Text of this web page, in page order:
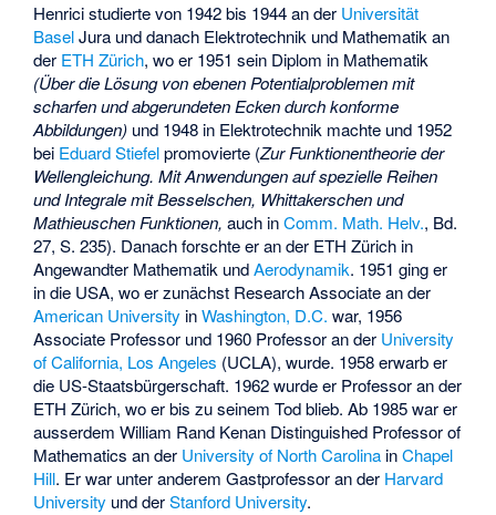
Henrici studierte von 1942 bis 1944 an der Universität
BaselJura und danach Elektrotechnik und Mathematik an
der ETH Zürich, wo er 1951 sein Diplom in Mathematik
(Über die Lösung von ebenen Potentialproblemen mit
scharfen und abgerundeten Ecken durch konforme
Abbildungen) und 1948 in Elektrotechnik machte und 1952
bei Eduard Stiefelpromovierte (Zur Funktionentheorie der
Wellengleichung. Mit Anwendungen auf spezielle Reihen
und Integrale mit Besselschen, Whittakerschen und
Mathieuschen Funktionen, auch inComm. Math. Helv., Bd.
27, S. 235). Danach forschte er an der ETH Zürich in
Angewandter Mathematik undAerodynamik. 1951 ging er
in die USA, wo er zunächst Research Associate an der
American University inWashington, D.C. war, 1956
Associate Professor und 1960 Professor an der University
of California, Los Angeles (UCLA), wurde. 1958 erwarb er
die US-Staatsbürgerschaft. 1962 wurde er Professor an der
ETH Zürich, wo er bis zu seinem Tod blieb. Ab 1985 war er
ausserdem William Rand Kenan Distinguished Professor of
Mathematics an der University of North Carolina inChapel
Hill. Er war unter anderem Gastprofessor an der Harvard
University und derStanford University.